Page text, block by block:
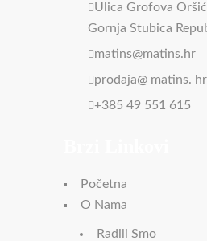
Ulica Grofova
Gornja Stubica
matins@matins.hr
prodaja@ matins. hr
+385 49 551 615
Početna
O Nama
Radili Smo